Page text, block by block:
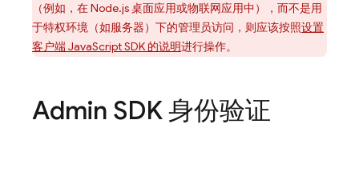
（例如，在 Node.js 桌面应用或物联网应用中），而不是用
于特权环境（如服务器）下的管理员访问，则应该按照设置
客户端 JavaScript SDK 的说明进行操作。
Admin SDK 身份验证